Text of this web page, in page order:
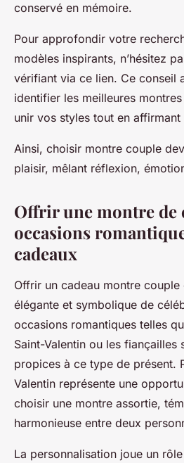
conservé en mémoire.
Pour approfondir votre
modèles inspirants, n’hésitez
vérifiant via ce lien. Ce conseil
identifier les meilleures
unir vos styles tout en
Ainsi, choisir montre couple
plaisir, mêlant réflexion,
Offrir une montre de
occasions
cadeaux
Offrir un cadeau montre couple
élégante et symbolique de
occasions romantiques telles
Saint-Valentin ou les fiançailles
propices à ce type de présent.
Valentin représente une
choisir une montre assortie,
harmonieuse entre deux
La personnalisation joue un